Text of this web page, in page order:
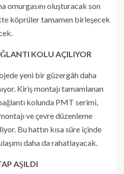
omurgasını oluşturacak son
köprüler tamamen birleşecek
KOLU AÇILIYOR
yeni bir güzergâh daha
Kiriş montajı tamamlanan
kolunda PMT serimi,
ve çevre düzenleme
Bu hattın kısa süre içinde
daha da rahatlayacak.
AŞILDI